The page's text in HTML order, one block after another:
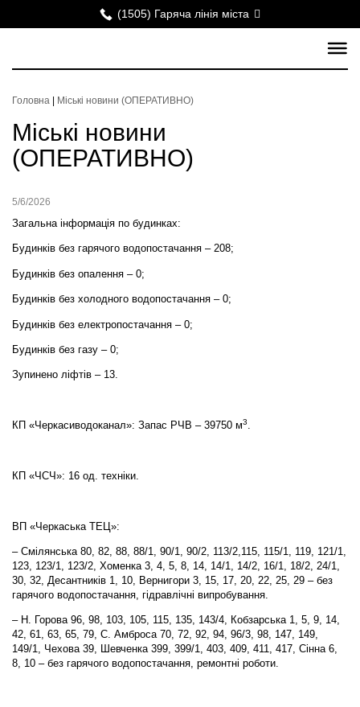
(1505) Гаряча лінія міста
Головна Міські новини (ОПЕРАТИВНО)
Міські новини
(ОПЕРАТИВНО)
5/6/2026
Загальна інформація по будинках:
Будинків без гарячого водопостачання – 208;
Будинків без опалення – 0;
Будинків без холодного водопостачання – 0;
Будинків без електропостачання – 0;
Будинків без газу – 0;
Зупинено ліфтів – 13.
КП «Черкасиводоканал»: Запас РЧВ – 39750 м3.
КП «ЧСЧ»: 16 од. техніки.
ВП «Черкаська ТЕЦ»:
– Смілянська 80, 82, 88, 88/1, 90/1, 90/2, 113/2,115, 115/1, 119, 121/1,
123, 123/1, 123/2, Хоменка 3, 4, 5, 8, 14, 14/1, 14/2, 16/1, 18/2, 24/1,
30, 32, Десантників 1, 10, Вернигори 3, 15, 17, 20, 22, 25, 29 – без
гарячого водопостачання, гідравлічні випробування.
– Н. Горова 96, 98, 103, 105, 115, 135, 143/4, Кобзарська 1, 5, 9, 14,
42, 61, 63, 65, 79, С. Амброса 70, 72, 92, 94, 96/3, 98, 147, 149,
149/1, Чехова 39, Шевченка 399, 399/1, 403, 409, 411, 417, Сінна 6,
8, 10 – без гарячого водопостачання, ремонтні роботи.